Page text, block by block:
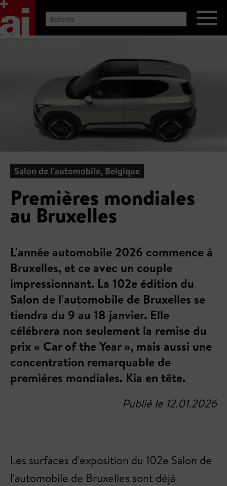
Salon de l'automobile, Belgique
Premières mondiales
au Bruxelles
L'année automobile 2026 commence à
Bruxelles, et ce avec un couple
impressionnant. La 102e édition du
Salon de l'automobile de Bruxelles se
tiendra du 9 au 18 janvier. Elle
célébrera non seulement la remise du
prix « Car of the Year », mais aussi une
concentration remarquable de
premières mondiales. Kia en tête.
Publié le 12.01.2026
Les surfaces d'exposition du 102e Salon de
l'automobile de Bruxelles sont déjà